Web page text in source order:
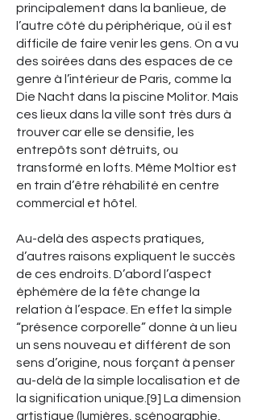
principalement dans la banlieue, de
l’autre côté du périphérique, où il est
difficile de faire venir les gens. On a vu
des soirées dans des espaces de ce
genre à l’intérieur de Paris, comme la
Die Nacht dans la piscine Molitor. Mais
ces lieux dans la ville sont très durs à
trouver car elle se densifie, les
entrepôts sont détruits, ou
transformé en lofts. Même Moltior est
en train d’être réhabilité en centre
commercial et hôtel.
Au-delà des aspects pratiques,
d’autres raisons expliquent le succès
de ces endroits. D’abord l’aspect
éphémère de la fête change la
relation à l’espace. En effet la simple
“présence corporelle” donne à un lieu
un sens nouveau et différent de son
sens d’origine, nous forçant à penser
au-delà de la simple localisation et de
la signification unique.[9] La dimension
artistique (lumières, scénographie,